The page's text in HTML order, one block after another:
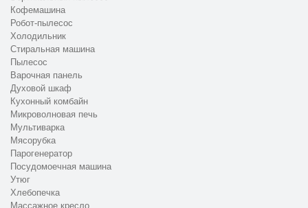
Кофемашина
Робот-пылесос
Холодильник
Стиральная машина
Пылесос
Варочная панель
Духовой шкаф
Кухонный комбайн
Микроволновая печь
Мультиварка
Мясорубка
Парогенератор
Посудомоечная машина
Утюг
Хлебопечка
Массажное кресло